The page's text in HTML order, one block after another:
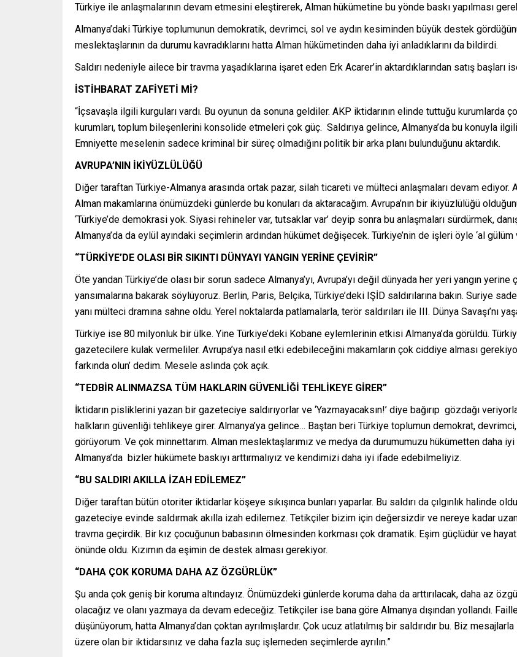
Türkiye ile anlaşmalarının devam etmesini eleştirerek, Alman hükümetine bu yönde baskı yapılması
Almanya’daki Türkiye toplumunun demokratik, devrimci, sol ve aydın kesiminden büyük destek
meslektaşlarının da durumu kavradıklarını hatta Alman hükümetinden daha iyi anladıklarını da bildirdi.
Saldırı nedeniyle ailece bir travma yaşadıklarına işaret eden Erk Acarer’in aktardıklarından satış başları
İSTİHBARAT ZAFİYETİ Mİ?
“İçsavaşla ilgili kurguları vardı. Bu oyunun da sonuna geldiler. AKP iktidarının elinde tuttuğu
kurumları, toplum bileşenlerini konsolide etmeleri çok güç. Saldırıya gelince, Almanya’da bu konuyla
Emniyette meselenin sadece kriminal bir süreç olmadığını politik bir arka planı bulunduğunu aktardık.
AVRUPA’NIN İKİYÜZLÜLÜĞÜ
Diğer taraftan Türkiye-Almanya arasında ortak pazar, silah ticareti ve mülteci anlaşmaları devam ediyor.
Alman makamlarına önümüzdeki günlerde bu konuları da aktaracağım. Avrupa’nın bir ikiyüzlülüğü
‘Türkiye’de demokrasi yok. Siyasi rehineler var, tutsaklar var’ deyip sonra bu anlaşmaları sürdürmek,
Almanya’da da eylül ayındaki seçimlerin ardından hükümet değişecek. Türkiye’nin de işleri öyle ‘al
“TÜRKİYE’DE OLASI BİR SIKINTI DÜNYAYI YANGIN YERİNE ÇEVİRİR”
Öte yandan Türkiye’de olası bir sorun sadece Almanya’yı, Avrupa’yı değil dünyada her yeri yangın yerine
yansımalarına bakarak söylüyoruz. Berlin, Paris, Belçika, Türkiye’deki IŞİD saldırılarına bakın. Suriye
yanı mülteci dramına sahne oldu. Yerel noktalarda patlamalarla, terör saldırıları ile III. Dünya Savaşı’nı
Türkiye ise 80 milyonluk bir ülke. Yine Türkiye’deki Kobane eylemlerinin etkisi Almanya’da görüldü.
gazetecilere kulak vermeliler. Avrupa’ya nasıl etki edebileceğini makamların çok ciddiye alması
farkında olun’ dedim. Mesele aslında çok açık.
“TEDBİR ALINMAZSA TÜM HAKLARIN GÜVENLİĞİ TEHLİKEYE GİRER”
İktidarın pisliklerini yazan bir gazeteciye saldırıyorlar ve ‘Yazmayacaksın!’ diye bağırıp gözdağı
halkların güvenliği tehlikeye girer. Almanya’ya gelince… Baştan beri Türkiye toplumun demokrat,
görüyorum. Ve çok minnettarım. Alman meslektaşlarımız ve medya da durumumuzu hükümetten daha
Almanya’da bizler hükümete baskıyı arttırmalıyız ve kendimizi daha iyi ifade edebilmeliyiz.
“BU SALDIRI AKILLA İZAH EDİLEMEZ”
Diğer taraftan bütün otoriter iktidarlar köşeye sıkışınca bunları yaparlar. Bu saldırı da çılgınlık halinde
gazeteciye evinde saldırmak akılla izah edilemez. Tetikçiler bizim için değersizdir ve nereye kadar
travma geçirdik. Bir kız çocuğunun babasının ölmesinden korkması çok dramatik. Eşim güçlüdür ve
önünde oldu. Kızımın da eşimin de destek alması gerekiyor.
“DAHA ÇOK KORUMA DAHA AZ ÖZGÜRLÜK”
Şu anda çok geniş bir koruma altındayız. Önümüzdeki günlerde koruma daha da arttırılacak, daha az
olacağız ve olanı yazmaya da devam edeceğiz. Tetikçiler ise bana göre Almanya dışından yollandı.
düşünüyorum, hatta Almanya’dan çoktan ayrılmışlardır. Çok ucuz atlatılmış bir saldırıdır bu. Biz
üzere olan bir iktidarsınız ve daha fazla suç işlemeden seçimlerde ayrılın.”